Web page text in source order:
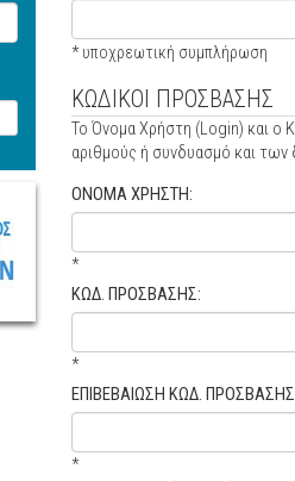
* υποχρεωτική συμπλήρωση
ΚΩΔΙΚΟΙ ΠΡΟΣΒΑΣΗΣ
Το Όνομα Χρήστη (Login) και ο
αριθμούς ή συνδυασμό και των
ΟΝΟΜΑ ΧΡΗΣΤΗ:
*
ΚΩΔ. ΠΡΟΣΒΑΣΗΣ:
*
ΕΠΙΒΕΒΑΙΩΣΗ ΚΩΔ.
*